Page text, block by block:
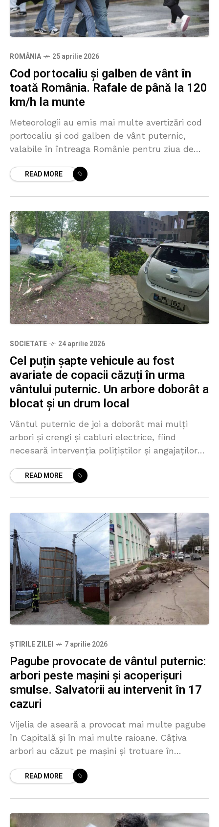
ROMÂNIA 25 aprilie 2026
Cod portocaliu și galben de vânt în
toată România. Rafale de până la 120
km/h la munte
Meteorologii au emis mai multe avertizări cod
portocaliu și cod galben de vânt puternic,
valabile în întreaga Românie pentru ziua de
zonele joase
READ MORE
SOCIETATE 24 aprilie 2026
Cel puțin șapte vehicule au fost
avariate de copacii căzuți în urma
vântului puternic. Un arbore doborât a
blocat și un drum local
Vântul puternic de joi a doborât mai mulți
arbori și crengi și cabluri electrice, fiind
necesară intervenția polițiștilor și angajaților
vehicule
READ MORE
ȘTIRILE ZILEI 7 aprilie 2026
Pagube provocate de vântul puternic:
arbori peste mașini și acoperișuri
smulse. Salvatorii au intervenit în 17
cazuri
Vijelia de aseară a provocat mai multe pagube
în Capitală și în mai multe raioane. Câțiva
arbori au căzut pe mașini și trotuare în
READ MORE